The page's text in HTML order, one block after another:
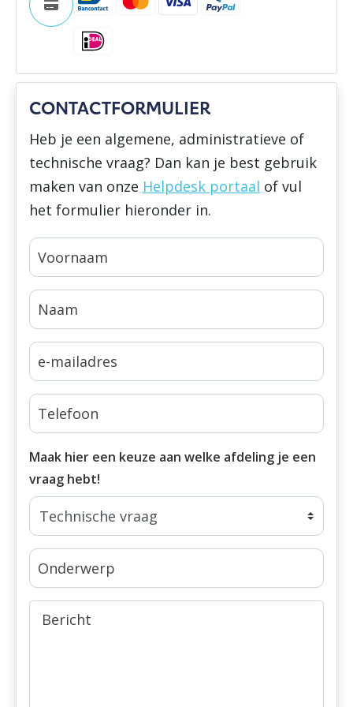
CONTACTFORMULIER
Heb je een algemene, administratieve of
technische vraag? Dan kan je best gebruik
maken van onze Helpdesk portaal of vul
het formulier hieronder in.
Maak hier een keuze aan welke afdeling je een
vraag hebt!